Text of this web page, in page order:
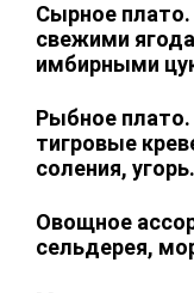
Сырное плато.
свежими
имбирными
Рыбное
тигровые
соления, угорь.
Овощное
сельдерея,